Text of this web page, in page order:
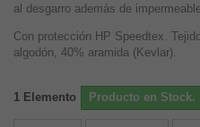
al desgarro además de
Con protección HP Speedtex.
algodón, 40% aramida (Kevlar).
1 Elemento Producto en Stock.